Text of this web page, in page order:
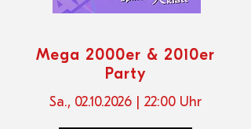
Mega 2000er & 2010er
Party
Sa., 02.10.2026 | 22:00 Uhr